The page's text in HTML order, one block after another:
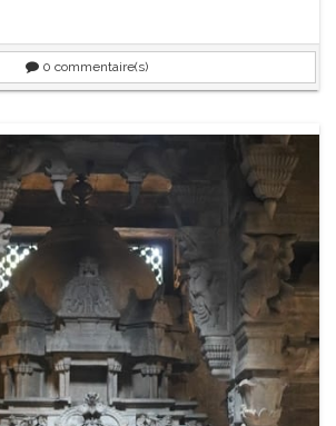
0 commentaire(s)